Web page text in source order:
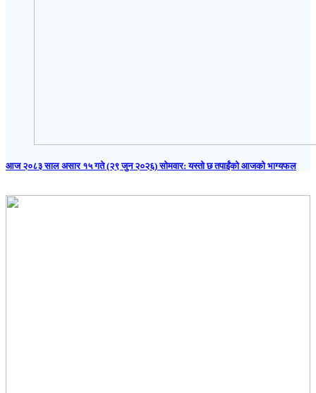
आज २०८३ साल असार १५ गते (२९ जुन २०२६) साेमवार: यस्तो छ तपाईंको आजको भाग्यफल